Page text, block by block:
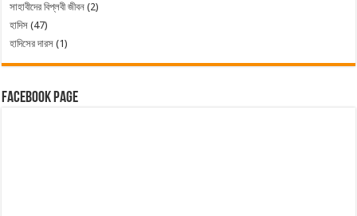
সাহাবীদের বিপ্লবী জীবন (2)
হাদিস (47)
হাদিসের দারস (1)
Facebook Page